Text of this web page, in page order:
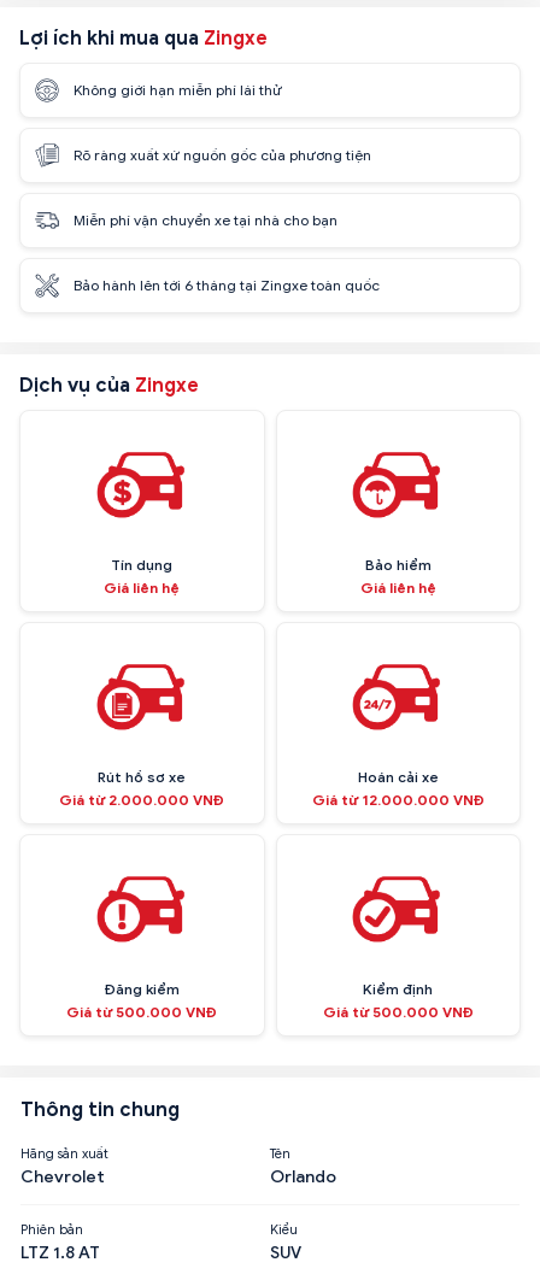
Lợi ích khi mua qua Zingxe
Không giới hạn miễn phí lái thử
Rõ ràng xuất xứ nguồn gốc của phương tiện
Miễn phí vận chuyển xe tại nhà cho bạn
Bảo hành lên tới 6 tháng tại Zingxe toàn quốc
Dịch vụ của Zingxe
Tín dụng
Giá liên hệ
Bảo hiểm
Giá liên hệ
Rút hồ sơ xe
Giá từ 2.000.000 VNĐ
Hoán cải xe
Giá từ 12.000.000 VNĐ
Đăng kiểm
Giá từ 500.000 VNĐ
Kiểm định
Giá từ 500.000 VNĐ
Thông tin chung
Hãng sản xuất
Chevrolet
Tên
Orlando
Phiên bản
LTZ 1.8 AT
Kiểu
SUV